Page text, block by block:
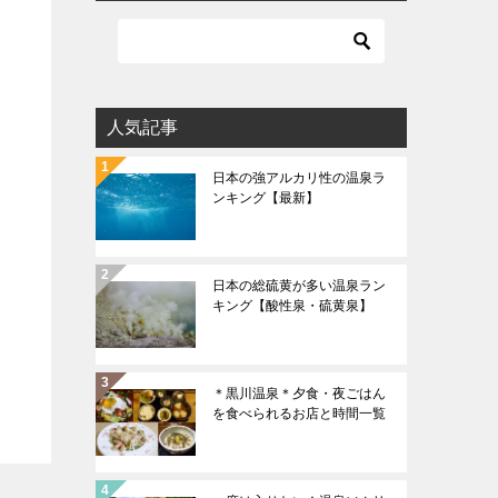
人気記事
日本の強アルカリ性の温泉ラ
ンキング【最新】
日本の総硫黄が多い温泉ラン
キング【酸性泉・硫黄泉】
＊黒川温泉＊夕食・夜ごはん
を食べられるお店と時間一覧